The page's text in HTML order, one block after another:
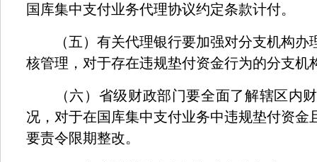
国库集中支付业务代理协议约定条款计付。
（五）有关代理银行要加强对分支机构办
核管理，对于存在违规垫付资金行为的分支机
（六）省级财政部门要全面了解辖区内财
况，对于在国库集中支付业务中违规垫付资金
要责令限期整改。